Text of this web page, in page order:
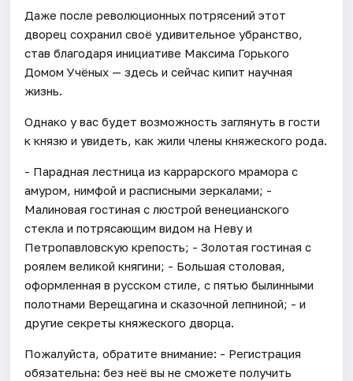
Даже после революционных потрясений этот
дворец сохранил своё удивительное убранство,
став благодаря инициативе Максима Горького
Домом Учёных — здесь и сейчас кипит научная
жизнь.
Однако у вас будет возможность заглянуть в гости
к князю и увидеть, как жили члены княжеского рода.
- Парадная лестница из каррарского мрамора с
амуром, нимфой и расписными зеркалами; -
Малиновая гостиная с люстрой венецианского
стекла и потрясающим видом на Неву и
Петропавловскую крепость; - Золотая гостиная с
роялем великой княгини; - Большая столовая,
оформленная в русском стиле, с пятью былинными
полотнами Верещагина и сказочной лепниной; - и
другие секреты княжеского дворца.
Пожалуйста, обратите внимание: - Регистрация
обязательна: без неё вы не сможете получить